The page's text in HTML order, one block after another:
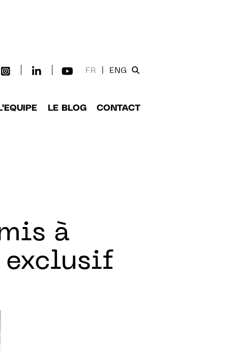
FR ENG
LE BLOG CONTACT
à
exclusif